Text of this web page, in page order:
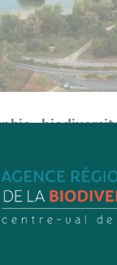
:
Val de Loire
de
qui
locales,